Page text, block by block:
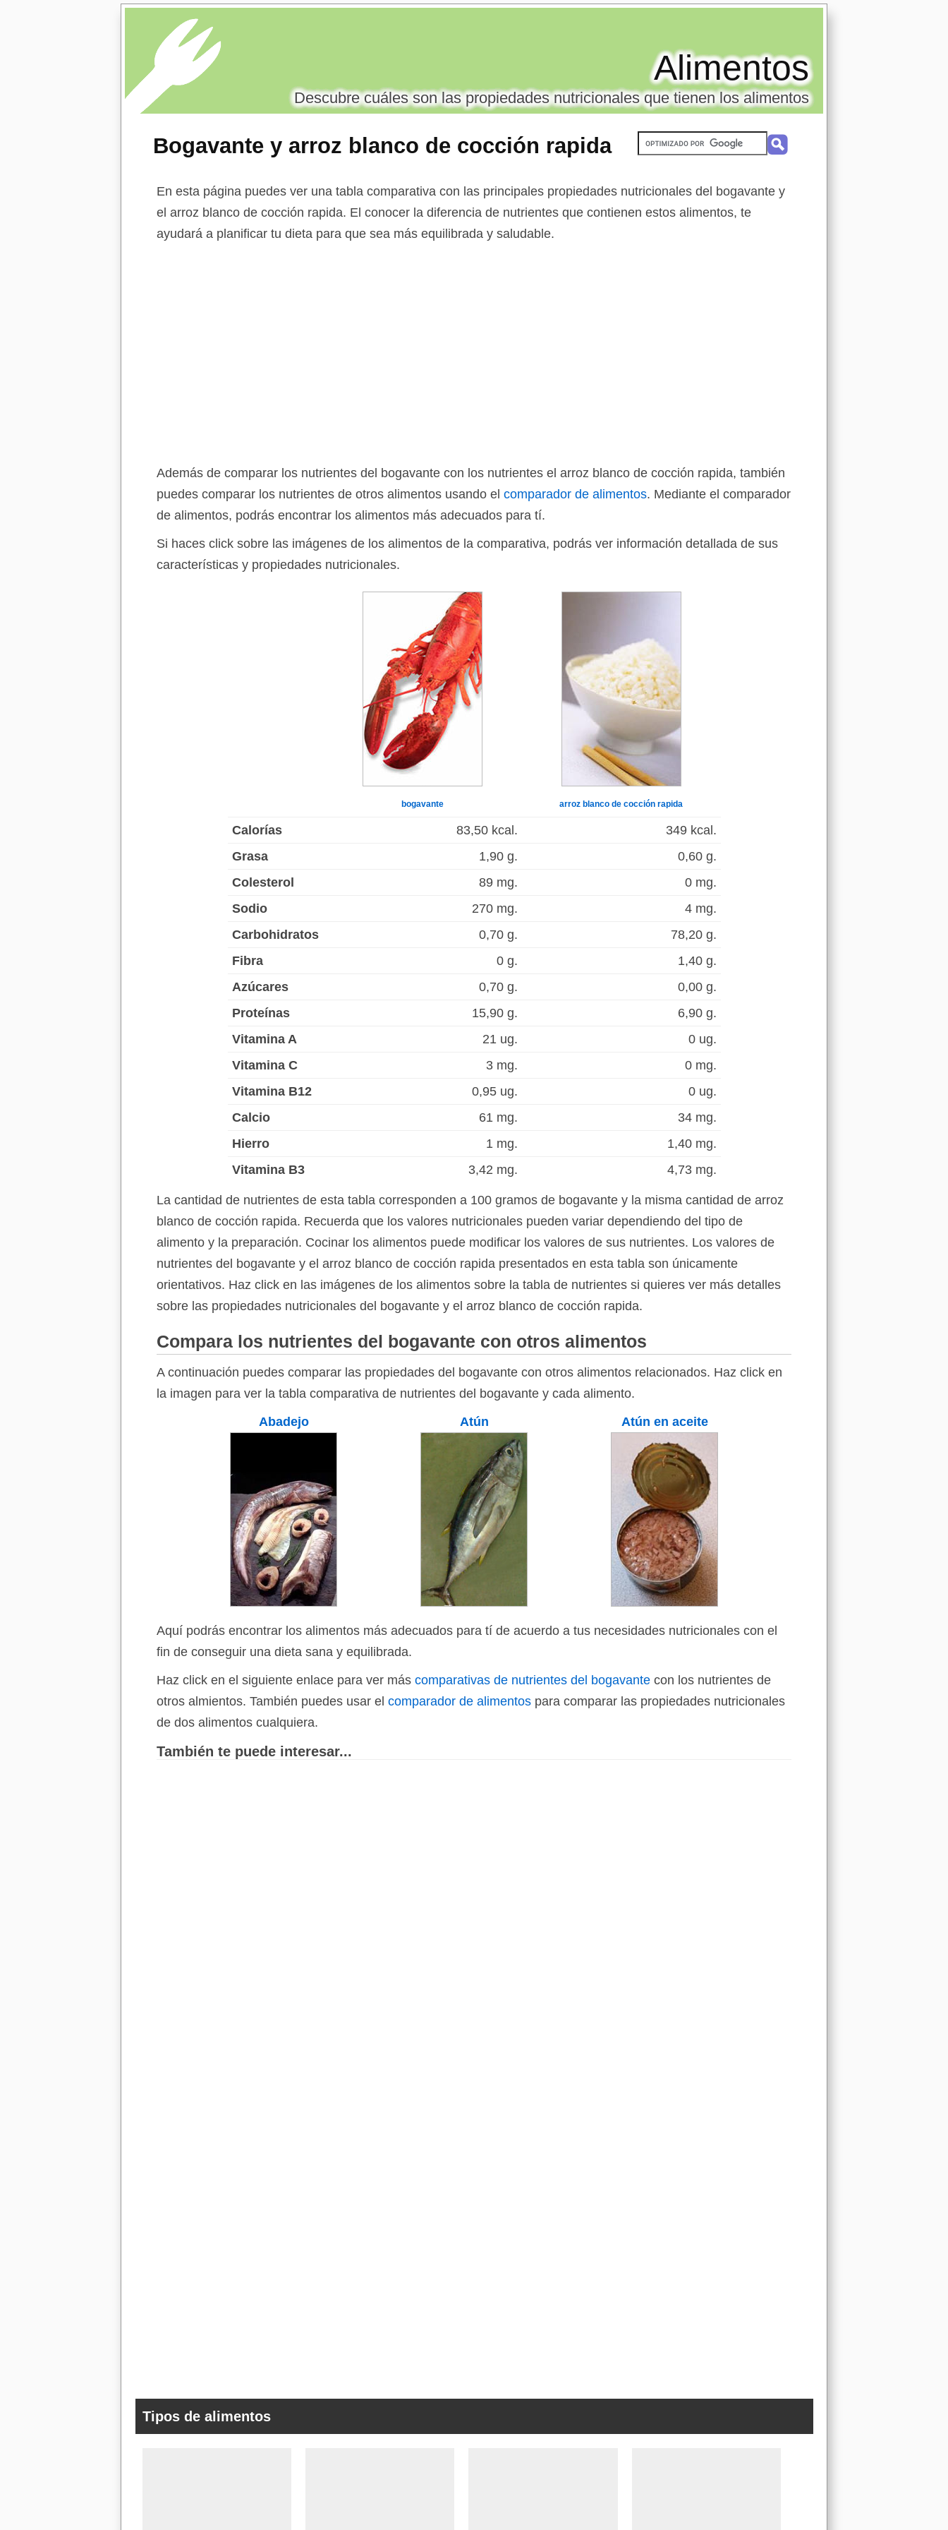
Bogavante y arroz blanco de cocción rapida
Alimentos
Descubre cuáles son las propiedades nutricionales que tienen los alimentos
En esta página puedes ver una tabla comparativa con las principales propiedades nutricionales del bogavante y
el arroz blanco de cocción rapida. El conocer la diferencia de nutrientes que contienen estos alimentos, te
ayudará a planificar tu dieta para que sea más equilibrada y saludable.
Además de comparar los nutrientes del bogavante con los nutrientes el arroz blanco de cocción rapida, también
puedes comparar los nutrientes de otros alimentos usando el comparador de alimentos. Mediante el comparador
de alimentos, podrás encontrar los alimentos más adecuados para tí.
Si haces click sobre las imágenes de los alimentos de la comparativa, podrás ver información detallada de sus
características y propiedades nutricionales.
bogavante arroz blanco de cocción rapida
Calorías 83,50 kcal.
349 kcal.
Grasa
1,90 g.
0,60 g.
Colesterol
89 mg.
0 mg.
Sodio
270 mg.
4 mg.
Carbohidratos
0,70 g.
78,20 g.
Fibra
0 g.
1,40 g.
Azúcares
0,70 g.
0,00 g.
Proteínas
15,90 g.
6,90 g.
Vitamina A
21 ug.
0 ug.
Vitamina C
3 mg.
0 mg.
Vitamina B12
0,95 ug.
0 ug.
Calcio
61 mg.
34 mg.
Hierro
1 mg.
1,40 mg.
Vitamina B3
3,42 mg. 4,73 mg.
La cantidad de nutrientes de esta tabla corresponden a 100 gramos de bogavante y la misma cantidad de arroz
blanco de cocción rapida. Recuerda que los valores nutricionales pueden variar dependiendo del tipo de
alimento y la preparación. Cocinar los alimentos puede modificar los valores de sus nutrientes. Los valores de
nutrientes del bogavante y el arroz blanco de cocción rapida presentados en esta tabla son únicamente
orientativos. Haz click en las imágenes de los alimentos sobre la tabla de nutrientes si quieres ver más detalles
sobre las propiedades nutricionales del bogavante y el arroz blanco de cocción rapida.
Compara los nutrientes del bogavante con otros alimentos
A continuación puedes comparar las propiedades del bogavante con otros alimentos relacionados. Haz click en
la imagen para ver la tabla comparativa de nutrientes del bogavante y cada alimento.
Abadejo
Atún Atún en aceite
Aquí podrás encontrar los alimentos más adecuados para tí de acuerdo a tus necesidades nutricionales con el
fin de conseguir una dieta sana y equilibrada.
Haz click en el siguiente enlace para ver más comparativas de nutrientes del bogavante con los nutrientes de
otros almientos. También puedes usar el comparador de alimentos para comparar las propiedades nutricionales
de dos alimentos cualquiera.
También te puede interesar...
Tipos de alimentos